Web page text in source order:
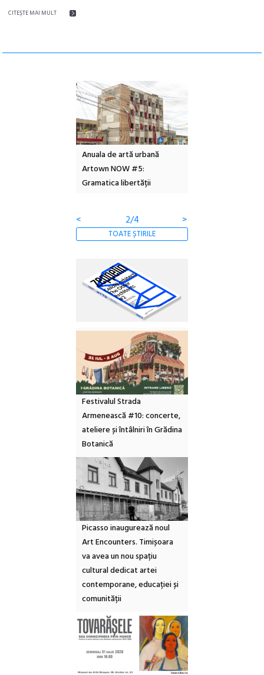
CITEŞTE MAI MULT
Anuala de artă urbană
Artown NOW #5:
Gramatica libertății
< 2/4 >
TOATE ȘTIRILE
Festivalul Strada
Armenească #10: concerte,
ateliere și întâlniri în Grădina
Botanică
Picasso inaugurează noul
Art Encounters. Timișoara
va avea un nou spațiu
cultural dedicat artei
contemporane, educației și
comunității